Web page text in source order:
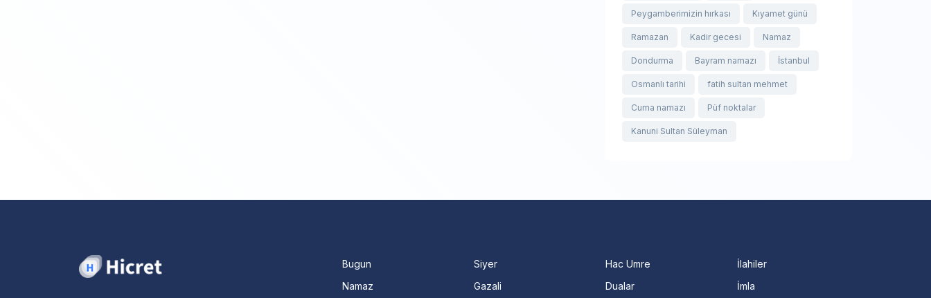
Peygamberimizin hırkası Kıyamet günü
Ramazan Kadir gecesi Namaz
Dondurma Bayram namazı İstanbul
Osmanlı tarihi fatih sultan mehmet
Cuma namazı Püf noktalar
Kanuni Sultan Süleyman
Bugun
Namaz
Siyer
Gazali
Hac Umre
Dualar
İlahiler
İmla